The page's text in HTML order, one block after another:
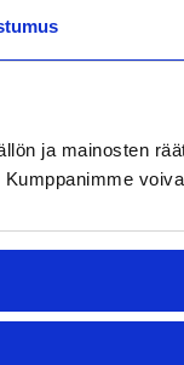
ja mainosten